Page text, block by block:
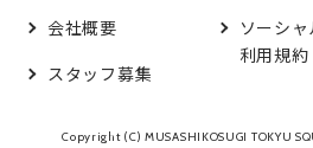
会社概要
ソーシ
利用規約
スタッフ募集
Copyright (C) MUSASHIKOSUGI TOKYU